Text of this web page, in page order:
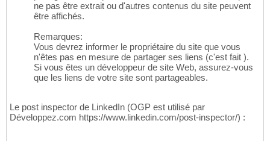
ne pas être extrait ou d'autres contenus du site peuvent
être affichés.
Remarques:
Vous devrez informer le propriétaire du site que vous
n'êtes pas en mesure de partager ses liens (c'est fait ).
Si vous êtes un développeur de site Web, assurez-vous
que les liens de votre site sont partageables.
Le post inspector de LinkedIn (OGP est utilisé par
Développez.com https://www.linkedin.com/post-inspector/) :